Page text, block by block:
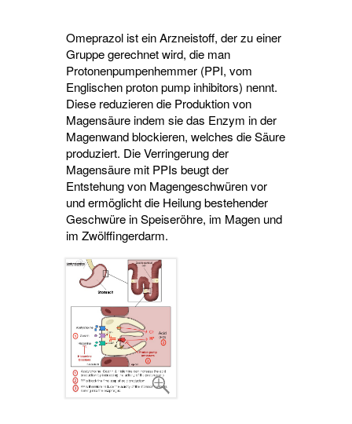
Omeprazol ist ein Arzneistoff, der zu einer
Gruppe gerechnet wird, die man
Protonenpumpenhemmer (PPI, vom
Englischen proton pump inhibitors) nennt.
Diese reduzieren die Produktion von
Magensäure indem sie das Enzym in der
Magenwand blockieren, welches die Säure
produziert. Die Verringerung der
Magensäure mit PPIs beugt der
Entstehung von Magengeschwüren vor
und ermöglicht die Heilung bestehender
Geschwüre in Speiseröhre, im Magen und
im Zwölffingerdarm.